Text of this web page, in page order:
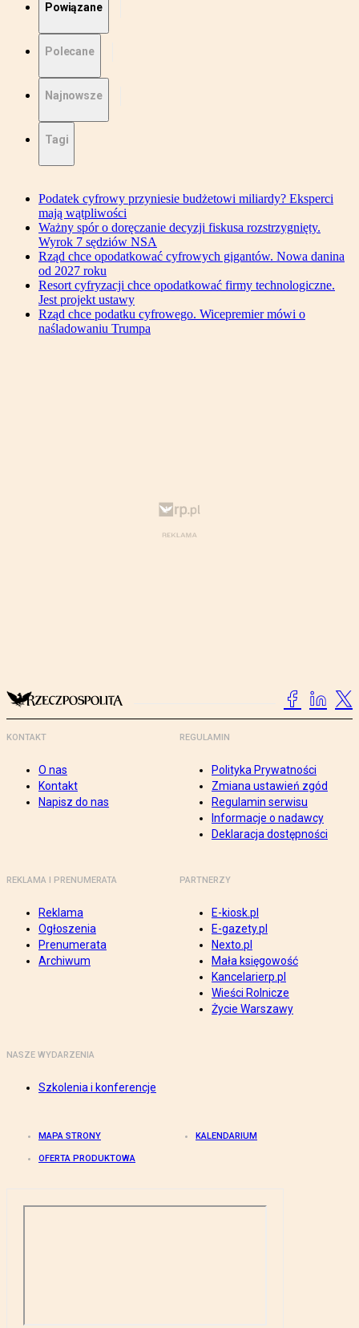
Powiązane
Polecane
Najnowsze
Tagi
Podatek cyfrowy przyniesie budżetowi miliardy? Eksperci
mają wątpliwości
Ważny spór o doręczanie decyzji fiskusa rozstrzygnięty.
Wyrok 7 sędziów NSA
Rząd chce opodatkować cyfrowych gigantów. Nowa danina
od 2027 roku
Resort cyfryzacji chce opodatkować firmy technologiczne.
Jest projekt ustawy
Rząd chce podatku cyfrowego. Wicepremier mówi o
naśladowaniu Trumpa
KONTAKT
O nas
Kontakt
Napisz do nas
REGULAMIN
Polityka Prywatności
Zmiana ustawień zgód
Regulamin serwisu
Informacje o nadawcy
Deklaracja dostępności
REKLAMA I PRENUMERATA
Reklama
Ogłoszenia
Prenumerata
Archiwum
PARTNERZY
E-kiosk.pl
E-gazety.pl
Nexto.pl
Mała księgowość
Kancelarierp.pl
Wieści Rolnicze
Życie Warszawy
NASZE WYDARZENIA
Szkolenia i konferencje
MAPA STRONY KALENDARIUM
OFERTA PRODUKTOWA